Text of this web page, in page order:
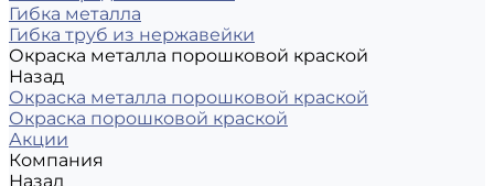
Гибка металла
Гибка труб из нержавейки
Окраска металла порошковой краской
Назад
Окраска металла порошковой краской
Окраска порошковой краской
Акции
Компания
Назад